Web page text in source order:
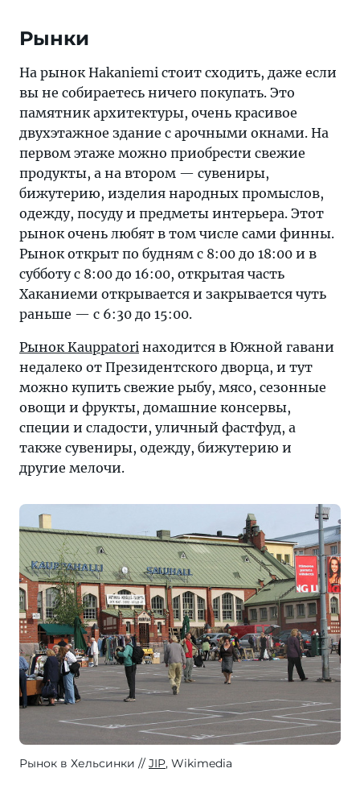
Рынки
На рынок Hakaniemi стоит сходить, даже если
вы не собираетесь ничего покупать. Это
памятник архитектуры, очень красивое
двухэтажное здание с арочными окнами. На
первом этаже можно приобрести свежие
продукты, а на втором — сувениры,
бижутерию, изделия народных промыслов,
одежду, посуду и предметы интерьера. Этот
рынок очень любят в том числе сами финны.
Рынок открыт по будням с 8:00 до 18:00 и в
субботу с 8:00 до 16:00, открытая часть
Хаканиеми открывается и закрывается чуть
раньше — с 6:30 до 15:00.
Рынок Kauppatori находится в Южной гавани
недалеко от Президентского дворца, и тут
можно купить свежие рыбу, мясо, сезонные
овощи и фрукты, домашние консервы,
специи и сладости, уличный фастфуд, а
также сувениры, одежду, бижутерию и
другие мелочи.
Рынок в Хельсинки JIP, Wikimedia